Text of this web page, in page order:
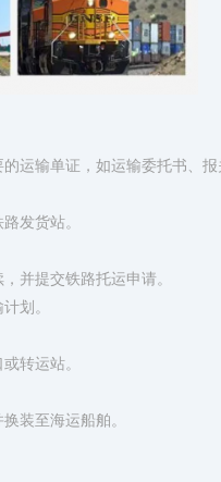
运输单证，如运输委托书、报
发货站。
并提交铁路托运申请。
划。
转运站。
装至海运船舶。